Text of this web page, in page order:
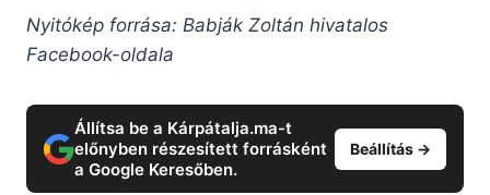
Nyitókép forrása: Babják Zoltán hivatalos
Facebook-oldala
Állítsa be a Kárpátalja.ma-t
előnyben részesített forrásként
a Google Keresőben.
Beállítás →